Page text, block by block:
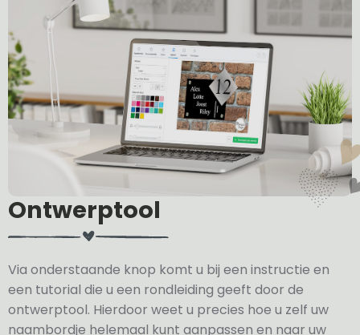
Ontwerptool
Via onderstaande knop komt u bij een instructie en
een tutorial die u een rondleiding geeft door de
ontwerptool. Hierdoor weet u precies hoe u zelf uw
naambordje helemaal kunt aanpassen en naar uw